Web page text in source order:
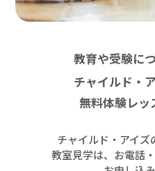
教育や受験に
チャイルド・
無料体験レッ
チャイルド・アイズ
教室見学は、お電話